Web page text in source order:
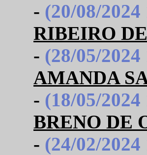
- (20/08/2024
RIBEIRO
- (28/05/2024
AMANDA
- (18/05/2024
BRENO DE
- (24/02/2024